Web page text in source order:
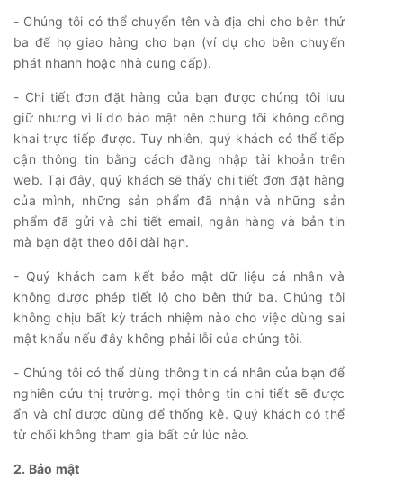
- Chúng tôi có thể chuyển tên và địa chỉ cho bên thứ
ba để họ giao hàng cho bạn (ví dụ cho bên chuyển
phát nhanh hoặc nhà cung cấp).
- Chi tiết đơn đặt hàng của bạn được chúng tôi lưu
giữ nhưng vì lí do bảo mật nên chúng tôi không công
khai trực tiếp được. Tuy nhiên, quý khách có thể tiếp
cận thông tin bằng cách đăng nhập tài khoản trên
web. Tại đây, quý khách sẽ thấy chi tiết đơn đặt hàng
của mình, những sản phẩm đã nhận và những sản
phẩm đã gửi và chi tiết email, ngân hàng và bản tin
mà bạn đặt theo dõi dài hạn.
- Quý khách cam kết bảo mật dữ liệu cá nhân và
không được phép tiết lộ cho bên thứ ba. Chúng tôi
không chịu bất kỳ trách nhiệm nào cho việc dùng sai
mật khẩu nếu đây không phải lỗi của chúng tôi.
- Chúng tôi có thể dùng thông tin cá nhân của bạn để
nghiên cứu thị trường. mọi thông tin chi tiết sẽ được
ẩn và chỉ được dùng để thống kê. Quý khách có thể
từ chối không tham gia bất cứ lúc nào.
2. Bảo mật